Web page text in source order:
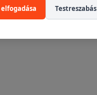
Testreszabás